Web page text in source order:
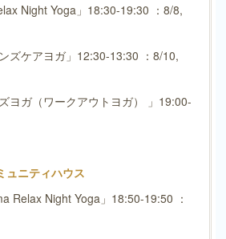
Night Yoga」18:30-19:30 ：8/8,
ズケアヨガ」12:30-13:30 ：8/10,
ヨガ（ワークアウトヨガ） 」19:00-
ュニティハウス
Relax Night Yoga」18:50-19:50 ：